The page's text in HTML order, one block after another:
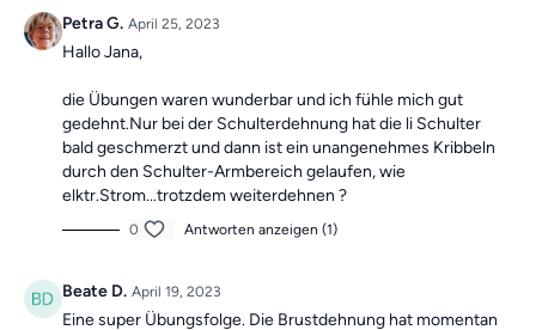
Petra G. April 25, 2023
Hallo Jana,
die Übungen waren wunderbar und ich fühle mich gut
gedehnt.Nur bei der Schulterdehnung hat die li Schulter
bald geschmerzt und dann ist ein unangenehmes Kribbeln
durch den Schulter-Armbereich gelaufen, wie
elktr.Strom...trotzdem weiterdehnen ?
0 Antworten anzeigen (1)
Beate D. April 19, 2023
Eine super Übungsfolge. Die Brustdehnung hat momentan